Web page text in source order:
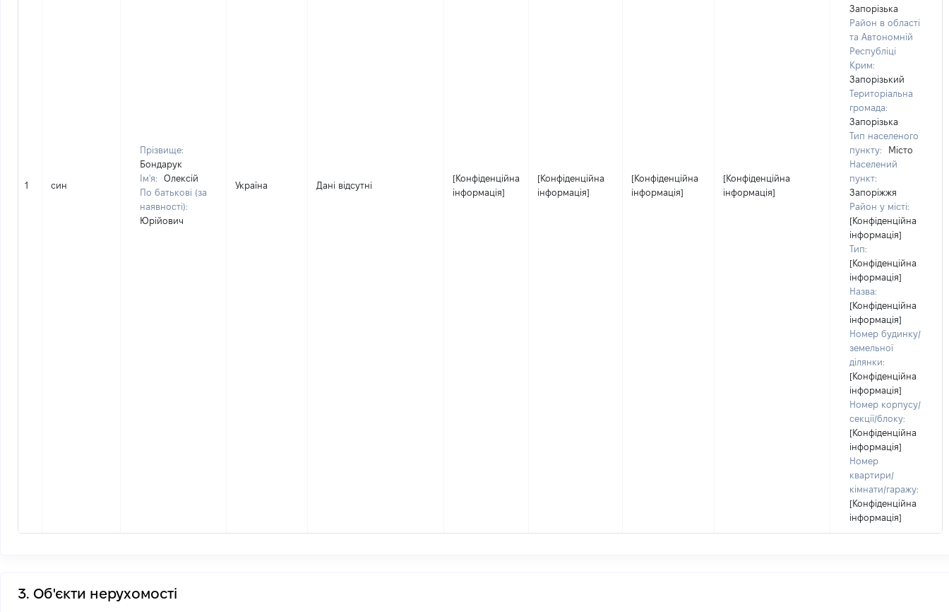
1 син
Прізвище:
Бондарук
Ім'я:
Олексій
По батькові (за
наявності):
Юрійович
Україна Дані відсутні
[Конфіденційна
інформація]
[Конфіденційна
інформація]
[Конфіденційна
інформація]
[Конфіденційна
інформація]
Запорізька
Район в області
та Автономній
Республіці
Крим:
Запорізький
Територіальна
громада:
Запорізька
Тип населеного
пункту:
Місто
Населений
пункт:
Запоріжжя
Район у місті:
[Конфіденційна
інформація]
Тип:
[Конфіденційна
інформація]
Назва:
[Конфіденційна
інформація]
Номер будинку/
земельної
ділянки:
[Конфіденційна
інформація]
Номер корпусу/
секції/блоку:
[Конфіденційна
інформація]
Номер
квартири/
кімнати/гаражу:
[Конфіденційна
інформація]
3. Об'єкти нерухомості